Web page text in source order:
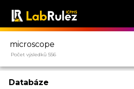
Počet výsledků 556
Databáze